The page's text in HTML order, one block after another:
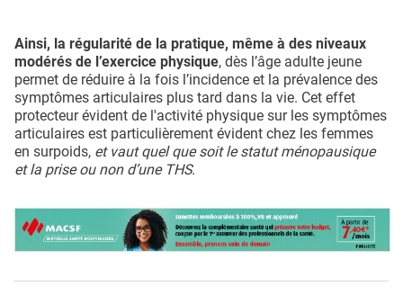
Ainsi, la régularité de la pratique, même à des niveaux
modérés de l’exercice physique, dès l’âge adulte jeune
permet de réduire à la fois l’incidence et la prévalence des
symptômes articulaires plus tard dans la vie. Cet effet
protecteur évident de l'activité physique sur les symptômes
articulaires est particulièrement évident chez les femmes
en surpoids, et vaut quel que soit le statut ménopausique
et la prise ou non d’une THS.